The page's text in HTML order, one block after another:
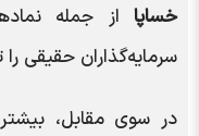
خساپا از جمله
سرمایه‌گذاران حقیقی را
در سوی مقابل،